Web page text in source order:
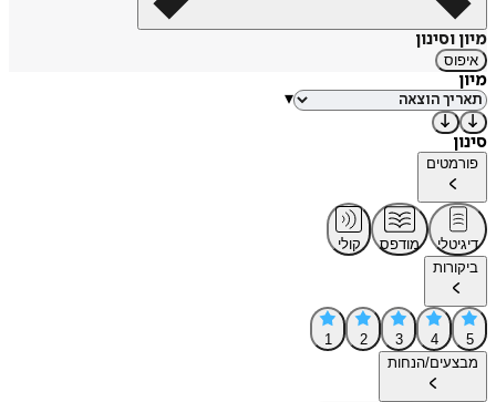
מיון וסינון
איפוס
מיון
▾
סינון
פורמטים
דיגיטלי מודפס
קולי
ביקורות
5
4
3
2
1
מבצעים/הנחות